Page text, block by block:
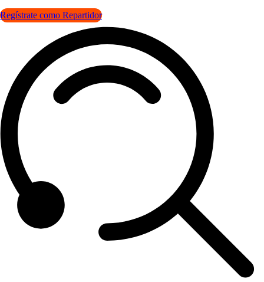
Regístrate como Repartidor